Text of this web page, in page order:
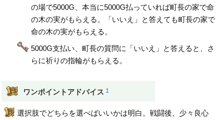
の場で5000G、本当に5000G払っていれば町長の家で命
の木の実がもらえる。「いいえ」と答えても町長の家で
命の木の実がもらえる。
5000G支払い、町長の質問に「いいえ」と答えると、さ
らに祈りの指輪がもらえる。
ワンポイントアドバイス †
選択肢でどちらを選べばいいかは明白。戦闘後、少々良心